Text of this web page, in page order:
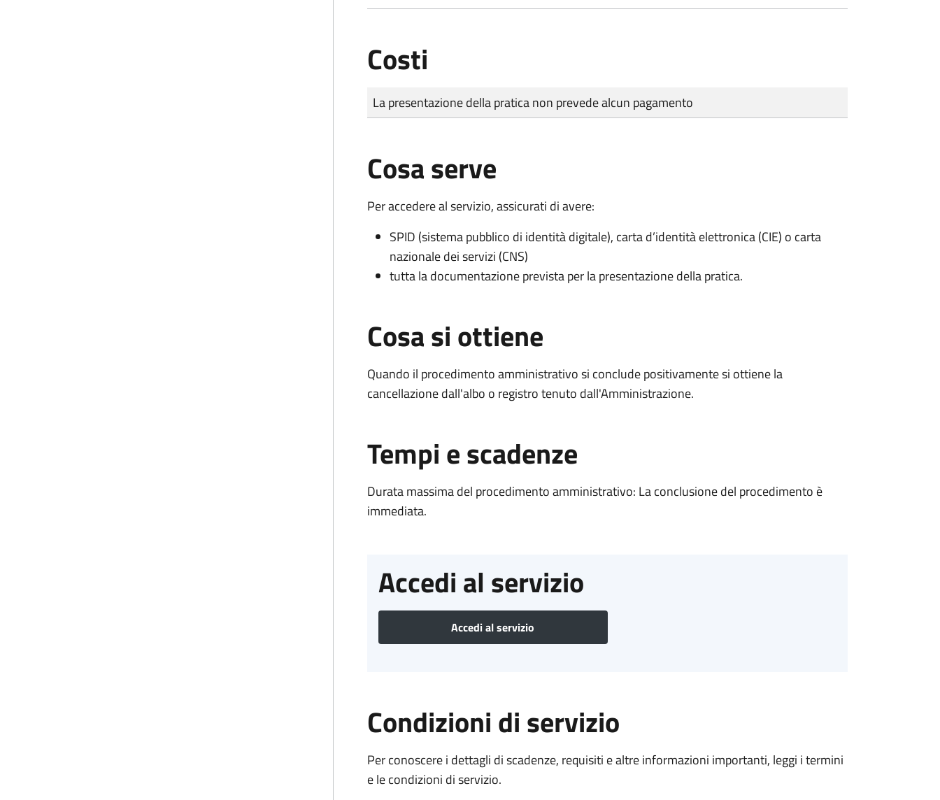
Costi
Tipo di pagamento
Importo
La presentazione della pratica non prevede alcun pagamento
Cosa serve
Per accedere al servizio, assicurati di avere:
SPID (sistema pubblico di identità digitale), carta d’identità elettronica (CIE) o carta
nazionale dei servizi (CNS)
tutta la documentazione prevista per la presentazione della pratica.
Cosa si ottiene
Quando il procedimento amministrativo si conclude positivamente si ottiene la
cancellazione dall'albo o registro tenuto dall'Amministrazione.
Tempi e scadenze
Durata massima del procedimento amministrativo: La conclusione del procedimento è
immediata.
Accedi al servizio
Accedi al servizio
Condizioni di servizio
Per conoscere i dettagli di scadenze, requisiti e altre informazioni importanti, leggi i termini
e le condizioni di servizio.